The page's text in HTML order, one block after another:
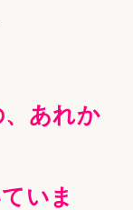
あれか
いま